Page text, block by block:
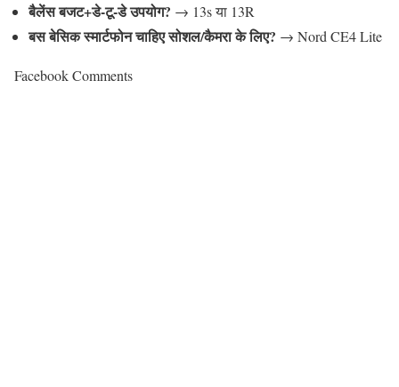
बैलेंस बजट+डे-टू-डे उपयोग? → 13s या 13R
बस बेसिक स्मार्टफोन चाहिए सोशल/कैमरा के लिए? → Nord CE4 Lite
Facebook Comments